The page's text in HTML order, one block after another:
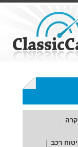
רכב